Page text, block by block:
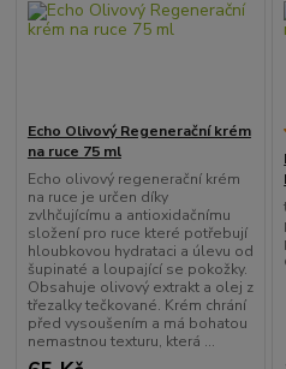
Echo Olivový Regenerační krém
na ruce 75 ml
Echo olivový regenerační krém
na ruce je určen díky
zvlhčujícímu a antioxidačnímu
složení pro ruce které potřebují
hloubkovou hydrataci a úlevu od
šupinaté a loupající se pokožky.
Obsahuje olivový extrakt a olej z
třezalky tečkované. Krém chrání
před vysoušením a má bohatou
nemastnou texturu, která ...